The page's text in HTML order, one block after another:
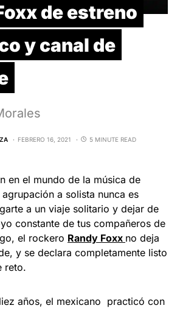
de estreno
y canal de
FEBRERO 16, 2021 5 MINUTE READ
en el mundo de la música de
a solista nunca es
a un viaje solitario y dejar de
constante de tus compañeros de
el rockero Randy Foxx no deja
y se declara completamente listo
reto.
años, el mexicano practicó con